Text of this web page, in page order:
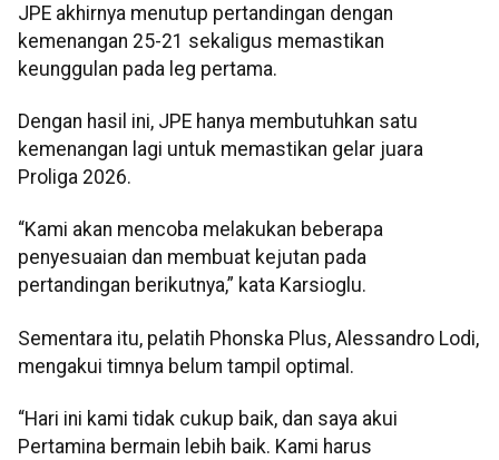
JPE akhirnya menutup pertandingan dengan
kemenangan 25-21 sekaligus memastikan
keunggulan pada leg pertama.
Dengan hasil ini, JPE hanya membutuhkan satu
kemenangan lagi untuk memastikan gelar juara
Proliga 2026.
“Kami akan mencoba melakukan beberapa
penyesuaian dan membuat kejutan pada
pertandingan berikutnya,” kata Karsioglu.
Sementara itu, pelatih Phonska Plus, Alessandro Lodi,
mengakui timnya belum tampil optimal.
“Hari ini kami tidak cukup baik, dan saya akui
Pertamina bermain lebih baik. Kami harus